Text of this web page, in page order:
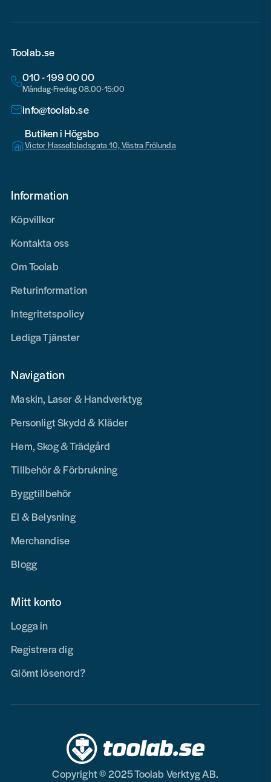
Toolab.se
010 - 199 00 00
Måndag-Fredag 08.00-15:00
info@toolab.se
Butiken i Högsbo
Victor Hasselbladsgata 10, Västra Frölunda
Information
Köpvillkor
Kontakta oss
Om Toolab
Returinformation
Integritetspolicy
Lediga Tjänster
Navigation
Maskin, Laser & Handverktyg
Personligt Skydd & Kläder
Hem, Skog & Trädgård
Tillbehör & Förbrukning
Byggtillbehör
El & Belysning
Merchandise
Blogg
Mitt konto
Logga in
Registrera dig
Glömt lösenord?
Copyright © 2025 Toolab Verktyg AB.